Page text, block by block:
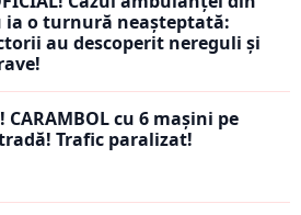
ia o turnură neașteptată:
au descoperit nereguli și
CARAMBOL cu 6 mașini pe
Trafic paralizat!